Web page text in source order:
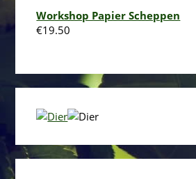
Workshop Papier Scheppen
€19.50